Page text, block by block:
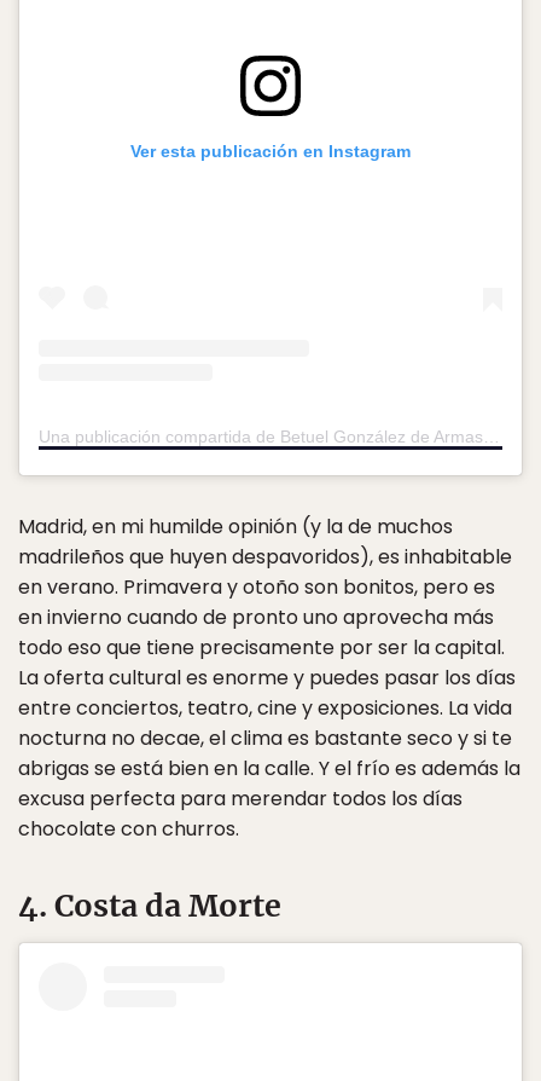
Ver esta publicación en Instagram
Una publicación compartida de Betuel González de Armas (@betuel_g)
Madrid, en mi humilde opinión (y la de muchos
madrileños que huyen despavoridos), es inhabitable
en verano. Primavera y otoño son bonitos, pero es
en invierno cuando de pronto uno aprovecha más
todo eso que tiene precisamente por ser la capital.
La oferta cultural es enorme y puedes pasar los días
entre conciertos, teatro, cine y exposiciones. La vida
nocturna no decae, el clima es bastante seco y si te
abrigas se está bien en la calle. Y el frío es además la
excusa perfecta para merendar todos los días
chocolate con churros.
4. Costa da Morte